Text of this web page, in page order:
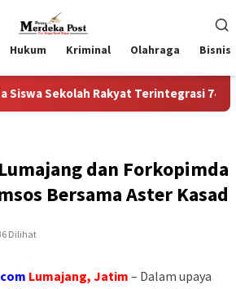
Hukum Kriminal Olahraga Bisnis
Rakyat Terintegrasi 74 Kota Tual
dan Forkopimda
Bersama Aster Kasad
Dilihat
Lumajang, Jatim – Dalam upaya